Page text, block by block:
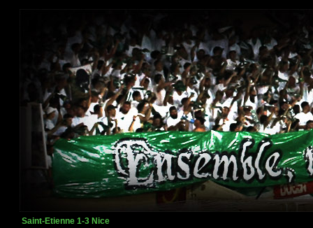
Saint-Etienne 1-3 Nice